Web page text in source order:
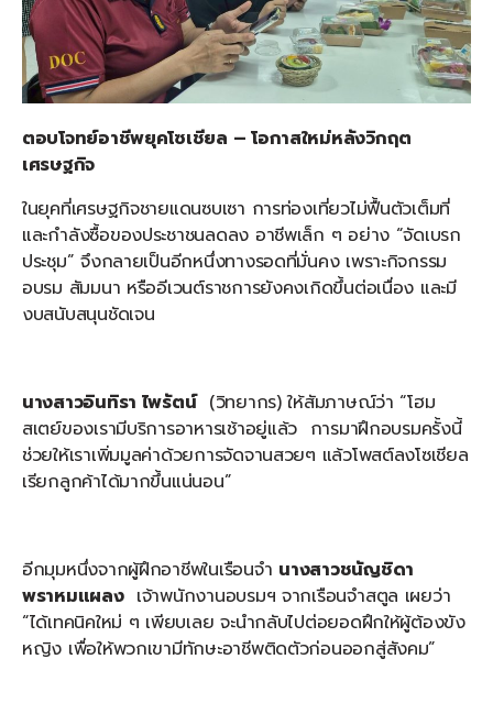
ตอบโจทย์อาชีพยุคโซเชียล – โอกาสใหม่หลังวิกฤต
เศรษฐกิจ
ในยุคที่เศรษฐกิจชายแดนซบเซา การท่องเที่ยวไม่ฟื้นตัวเต็มที่
และกำลังซื้อของประชาชนลดลง อาชีพเล็ก ๆ อย่าง “จัดเบรก
ประชุม” จึงกลายเป็นอีกหนึ่งทางรอดที่มั่นคง เพราะกิจกรรม
อบรม สัมมนา หรืออีเวนต์ราชการยังคงเกิดขึ้นต่อเนื่อง และมี
งบสนับสนุนชัดเจน
นางสาวอินทิรา ไพรัตน์(วิทยากร) ให้สัมภาษณ์ว่า “โฮม
สเตย์ของเรามีบริการอาหารเช้าอยู่แล้ว การมาฝึกอบรมครั้งนี้
ช่วยให้เราเพิ่มมูลค่าด้วยการจัดจานสวยๆ แล้วโพสต์ลงโซเชียล
เรียกลูกค้าได้มากขึ้นแน่นอน”
อีกมุมหนึ่งจากผู้ฝึกอาชีพในเรือนจำ นางสาวชนัญชิดา
พราหมแผลงเจ้าพนักงานอบรมฯ จากเรือนจำสตูล เผยว่า
“ได้เทคนิคใหม่ ๆ เพียบเลย จะนำกลับไปต่อยอดฝึกให้ผู้ต้องขัง
หญิง เพื่อให้พวกเขามีทักษะอาชีพติดตัวก่อนออกสู่สังคม”